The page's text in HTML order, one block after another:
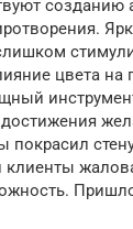
созданию
цвета на
покрасил